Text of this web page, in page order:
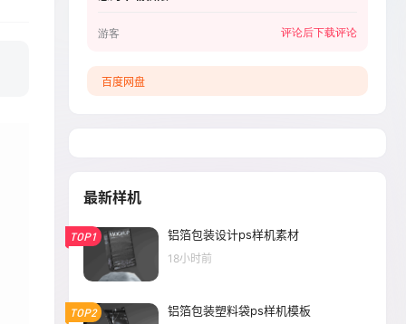
游客 评论后下载评论
百度网盘
最新样机
TOP1 铝箔包装设计ps样机素材
18小时前
TOP2 铝箔包装塑料袋ps样机模板